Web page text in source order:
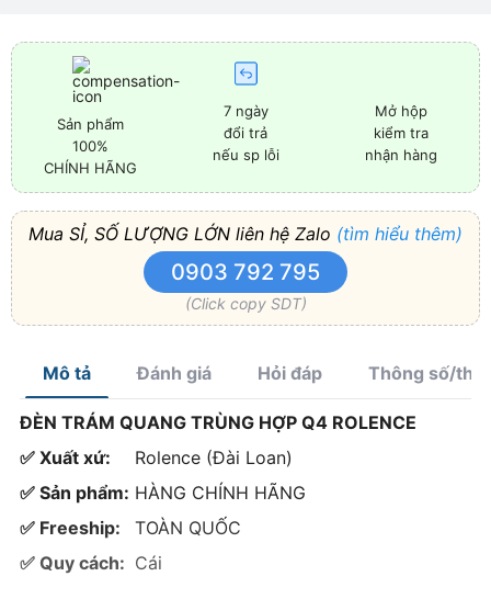
Sản phẩm
100%
CHÍNH HÃNG
7 ngày
đổi trả
nếu sp lỗi
Mở hộp
kiểm tra
nhận hàng
Mua SỈ, SỐ LƯỢNG LỚN liên hệ Zalo (tìm hiểu thêm)
0903 792 795
(Click copy SDT)
Mô tả Đánh giá Hỏi đáp Thông số/
ĐÈN TRÁM QUANG TRÙNG HỢP Q4 ROLENCE
✅ Xuất xứ:
Rolence (Đài Loan)
✅ Sản phẩm: HÀNG CHÍNH HÃNG
✅ Freeship:
TOÀN QUỐC
✅ Quy cách: Cái